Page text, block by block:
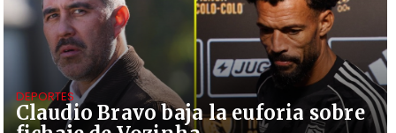
Claudio Bravo baja la euforia sobre
DEPORTES